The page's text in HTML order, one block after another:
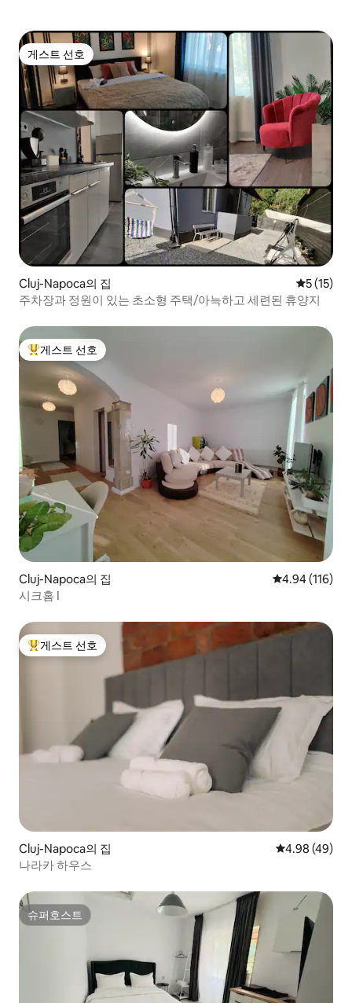
게스트 선호
게스트 선호
Cluj-Napoca의 집 평점 5점
5 (15)
주차장과 정원이 있는 초소형 주택/아늑하고 세련된 휴양지
상위 게스트 선호
게스트 선호
Cluj-Napoca의 집 평점 4.94점(5
4.94 (116)
시크홈 I
상위 게스트 선호
게스트 선호
Cluj-Napoca의 집 평점 4.98점(5
4.98 (49)
나라카 하우스
슈퍼호스트
슈퍼호스트